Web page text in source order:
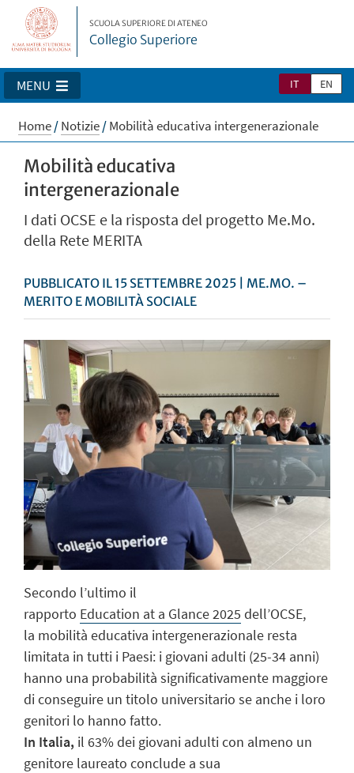
SCUOLA SUPERIORE DI ATENEO
Collegio Superiore
IT EN
MENU
Home/Notizie/Mobilità educativa intergenerazionale
Mobilità educativa
intergenerazionale
I dati OCSE e la risposta del progetto Me.Mo.
della Rete MERITA
PUBBLICATO IL 15 SETTEMBRE 2025 | ME.MO. –
MERITO E MOBILITÀ SOCIALE
Secondo l’ultimo il
rapporto Education at a Glance 2025 dell’OCSE,
la mobilità educativa intergenerazionale resta
limitata in tutti i Paesi: i giovani adulti (25-34 anni)
hanno una probabilità significativamente maggiore
di conseguire un titolo universitario se anche i loro
genitori lo hanno fatto.
In Italia, il 63% dei giovani adulti con almeno un
genitore laureato conclude a sua